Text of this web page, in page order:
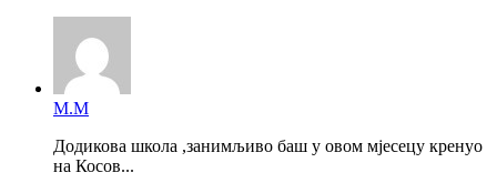
М.М
Додикова школа ,занимљиво баш у овом мјесецу кренуо
на Косов...